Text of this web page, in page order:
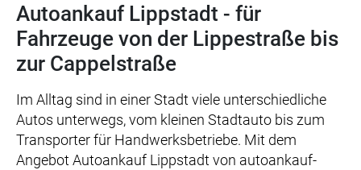
Autoankauf Lippstadt - für
Fahrzeuge von der Lippestraße bis
zur Cappelstraße
Im Alltag sind in einer Stadt viele unterschiedliche
Autos unterwegs, vom kleinen Stadtauto bis zum
Transporter für Handwerksbetriebe. Mit dem
Angebot Autoankauf Lippstadt von autoankauf-